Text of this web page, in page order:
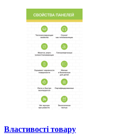
Властивості товару